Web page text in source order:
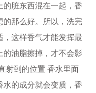
脏东西混在一起，香
的那么好。所以，洗完
这样香气才能发挥最
的油脂擦掉，才不会影
射到的位置 香水里面
的成分就会变质，香